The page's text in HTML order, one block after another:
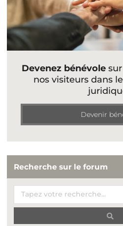
Devenez bénévolesur
nos visiteurs dans
Devenir
Recherche sur le forum